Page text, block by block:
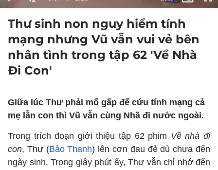
Thư sinh non nguy hiểm tính
mạng nhưng Vũ vẫn vui vẻ bên
nhân tình trong tập 62 'Về Nhà
Đi Con'
Giữa lúc Thư phải mổ gấp để cứu tính mạng cả
mẹ lẫn con thì Vũ vẫn cùng Nhã đi nước ngoài.
Trong trích đoạn giới thiệu tập 62 phim Về nhà đi
con, Thư (Bảo Thanh) lên cơn đau đẻ dù chưa đến
ngày sinh. Trong giây phút ấy, Thư vẫn chỉ nhớ đến